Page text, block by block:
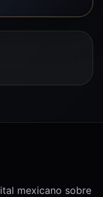
mexicano sobre